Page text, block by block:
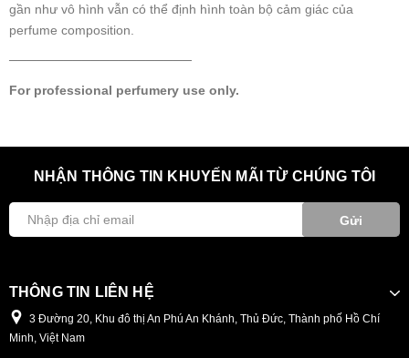
gần như vô hình vẫn có thể định hình toàn bộ cảm giác của
perfume composition.
────────────────────
For professional perfumery use only.
NHẬN THÔNG TIN KHUYẾN MÃI TỪ CHÚNG TÔI
Gửi
THÔNG TIN LIÊN HỆ
3 Đường 20, Khu đô thị An Phú An Khánh, Thủ Đức, Thành phố Hồ Chí
Minh, Việt Nam